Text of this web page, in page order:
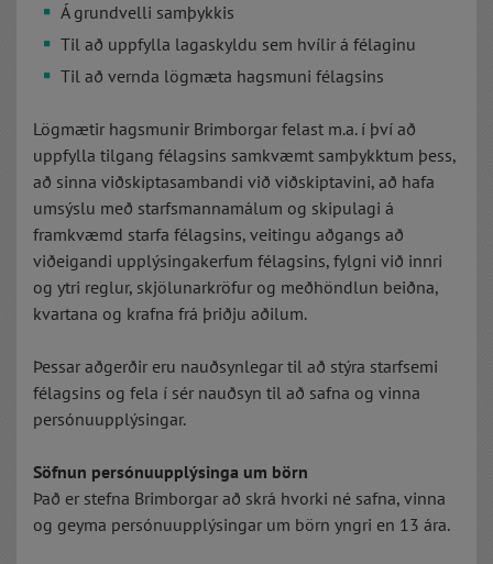
Á grundvelli samþykkis
Til að uppfylla lagaskyldu sem hvílir á félaginu
Til að vernda lögmæta hagsmuni félagsins
Lögmætir hagsmunir Brimborgar felast m.a. í því að
uppfylla tilgang félagsins samkvæmt samþykktum þess,
að sinna viðskiptasambandi við viðskiptavini, að hafa
umsýslu með starfsmannamálum og skipulagi á
framkvæmd starfa félagsins, veitingu aðgangs að
viðeigandi upplýsingakerfum félagsins, fylgni við innri
og ytri reglur, skjölunarkröfur og meðhöndlun beiðna,
kvartana og krafna frá þriðju aðilum.
Þessar aðgerðir eru nauðsynlegar til að stýra starfsemi
félagsins og fela í sér nauðsyn til að safna og vinna
persónuupplýsingar.
Söfnun persónuupplýsinga um börn
Það er stefna Brimborgar að skrá hvorki né safna, vinna
og geyma persónuupplýsingar um börn yngri en 13 ára.